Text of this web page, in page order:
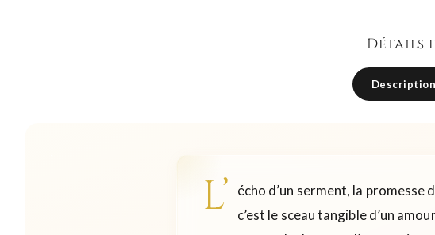
Détails
Description
L’
écho d’un serment, la promesse
c’est le sceau tangible d’un